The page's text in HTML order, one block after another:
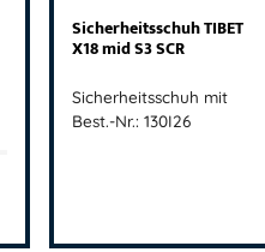
Sicherheitsschuh TIBET
X18 mid S3 SCR
Sicherheitsschuh mit
Best.-Nr.: 130I26